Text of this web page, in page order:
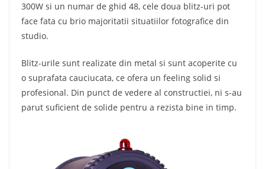
300W si un numar de ghid 48, cele doua blitz-uri pot
face fata cu brio majoritatii situatiilor fotografice din
studio.
Blitz-urile sunt realizate din metal si sunt acoperite cu
o suprafata cauciucata, ce ofera un feeling solid si
profesional. Din punct de vedere al constructiei, ni s-au
parut suficient de solide pentru a rezista bine in timp.